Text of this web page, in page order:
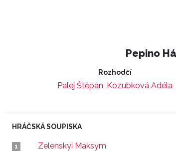
Pepino
Rozhodčí
Palej Štěpán, Kozubková Adéla
HRÁČSKÁ SOUPISKA
1 Zelenskyi Maksym